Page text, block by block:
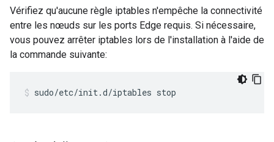
Vérifiez qu'aucune règle iptables n'empêche la connectivité
entre les nœuds sur les ports Edge requis. Si nécessaire,
vous pouvez arrêter iptables lors de l'installation à l'aide de
la commande suivante:
sudo/etc/init.d/iptables stop